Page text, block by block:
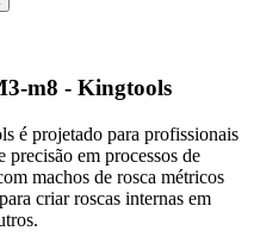
m8 - Kingtools
é projetado para profissionais
precisão em processos de
machos de rosca métricos
criar roscas internas em